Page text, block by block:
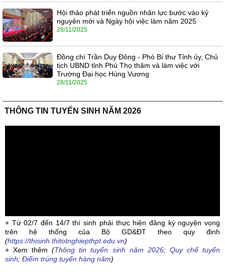
Hội thảo phát triển nguồn nhân lực bước vào kỷ
nguyên mới và Ngày hội việc làm năm 2025
28/11/2025
Đồng chí Trần Duy Đông - Phó Bí thư Tỉnh ủy, Chủ
tịch UBND tỉnh Phú Thọ thăm và làm việc với
Trường Đại học Hùng Vương
28/11/2025
THÔNG TIN TUYỂN SINH NĂM 2026
+ Từ 02/7 đến 14/7 thí sinh phải thực hiện đăng ký nguyện vọng
trên hệ thống của Bộ GD&ĐT theo quy định
(https://thisinh.thitotnghiepthpt.edu.vn)
+ Xem thêm(Thông tin tuyển sinh năm 2026; Quy chế tuyển
sinh; Điểm trúng tuyển hàng năm)